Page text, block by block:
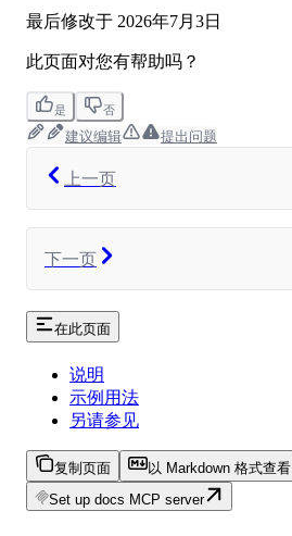
最后修改于 2026年7月3日
此页面对您有帮助吗？
是 否
建议编辑 提出问题
上一页
下一页
在此页面
说明
示例用法
另请参见
复制页面 以 Markdown 格式查看
Set up docs MCP server